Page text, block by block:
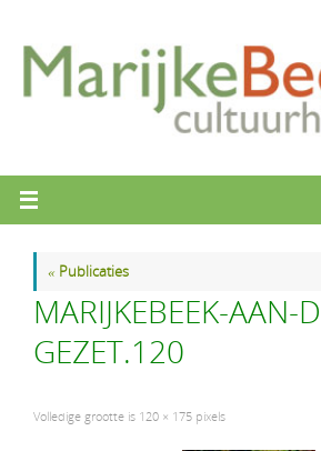
inhoud
« Publicaties
MARIJKEBEEK-AAN-
GEZET.120
Volledige grootte is 120 × 175 pixels